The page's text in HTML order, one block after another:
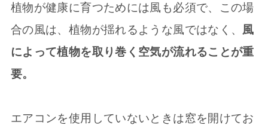
植物が健康に育つためには風も必須で、この場
合の風は、植物が揺れるような風ではなく、 風
によって植物を取り巻く空気が流れることが重
要。
エアコンを使用していないときは窓を開けてお